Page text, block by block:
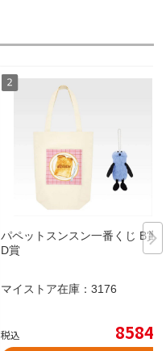
パペットスンスン一番くじ B賞
D賞
マイストア在庫： 3176
税込 8584